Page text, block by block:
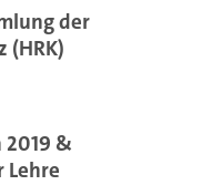
der
(HRK)
2019 &
Lehre